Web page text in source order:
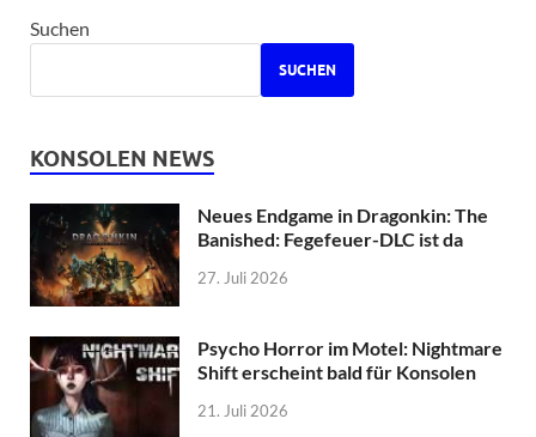
Suchen
SUCHEN
KONSOLEN NEWS
Neues Endgame in Dragonkin: The
Banished: Fegefeuer-DLC ist da
27. Juli 2026
Psycho Horror im Motel: Nightmare
Shift erscheint bald für Konsolen
21. Juli 2026